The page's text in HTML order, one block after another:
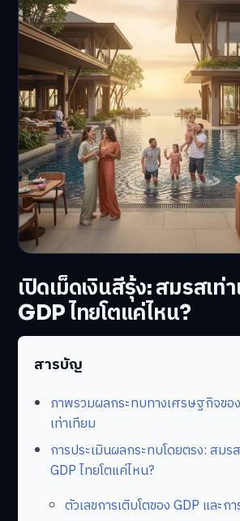
เปิดเม็ดเงินสีรุ้ง: สมรสเท่
GDP ไทยโตแค่ไหน?
สารบัญ
ภาพรวมผลกระทบทางเศรษฐกิจข
เท่าเทียม
การประเมินผลกระทบโดยตรง: สมร
GDP ไทยโตแค่ไหน?
ตัวเลขการเติบโตของ GDP และก